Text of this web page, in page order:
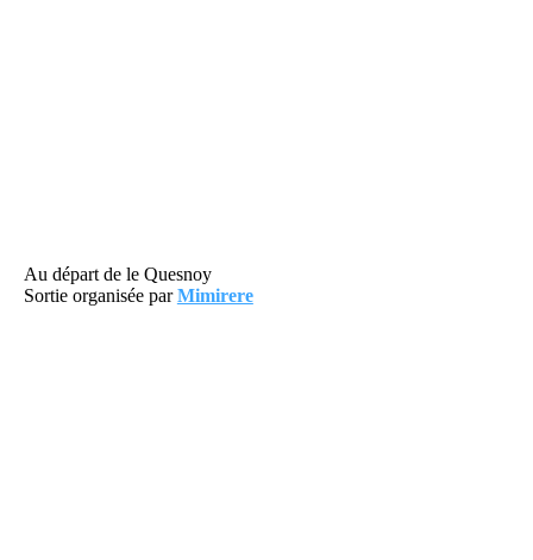
Au départ de le Quesnoy
Sortie organisée parMimirere